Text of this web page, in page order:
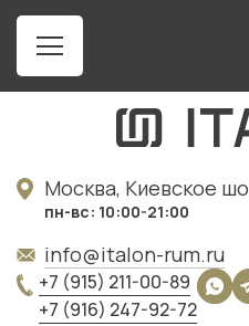
Москва, Киевское
пн-вс: 10:00-21:00
info@italon-rum.ru
+7 (915) 211-00-89
+7 (916) 247-92-72